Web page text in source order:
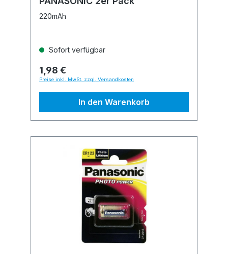
220mAh
Sofort verfügbar
1,98 €
Preise inkl. MwSt. zzgl. Versandkosten
In den Warenkorb